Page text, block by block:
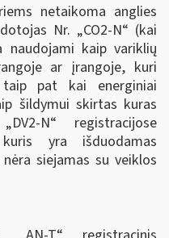
netaikoma anglies
Nr. „CO2-N“ (kai
naudojami kaip variklių
ar įrangoje, kuri
pat kai energiniai
šildymui skirtas kuras
N“ registracijose
yra išduodamas
siejamas su veiklos